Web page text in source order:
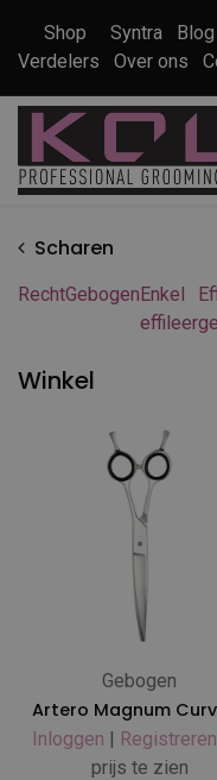
Shop Syntra Blog
Verdelers
Over ons
Scharen
RechtGebogenEnkel
effileer
Winkel
Gebogen
Artero Magnum
Inloggen | Registreren
prijs te zien